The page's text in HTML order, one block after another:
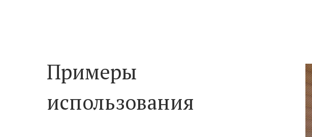
Примеры
использования